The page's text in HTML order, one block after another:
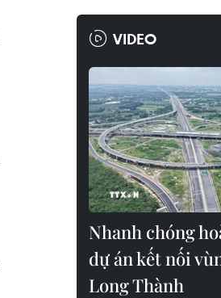
VIDEO
Nhanh chóng
dự án kết nối
Long Thành